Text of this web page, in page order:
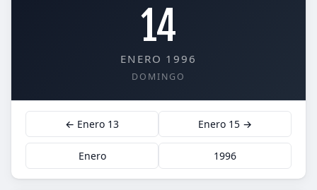
14
ENERO 1996
DOMINGO
← Enero 13 Enero 15 →
Enero 1996